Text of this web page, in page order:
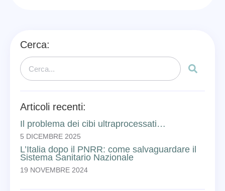
Cerca:
Articoli recenti:
Il problema dei cibi ultraprocessati…
5 DICEMBRE 2025
L’Italia dopo il PNRR: come salvaguardare il
Sistema Sanitario Nazionale
19 NOVEMBRE 2024